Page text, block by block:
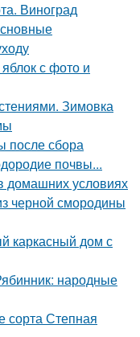
Виноград
с фото и
Зимовка
после сбора
почвы...
домашних условиях
черной смородины
каркасный дом с
народные
сорта Степная